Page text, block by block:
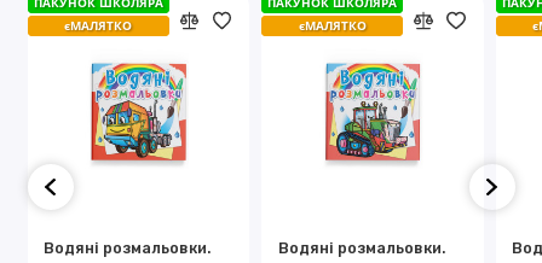
Водяні розмальовки.
єМАЛЯТКО
єМАЛЯТКО
Водяні розмальовки.
єМАЛЯТКО
єМАЛЯТКО